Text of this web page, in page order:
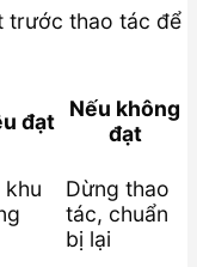
trước thao tác để
đạt
Nếu không
đạt
khu
Dừng thao
tác, chuẩn
bị lại